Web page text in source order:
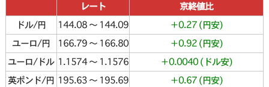
レート
京終値比
ドル/円
144.08 〜 144.09
＋0.27 (円安)
ユーロ/円
166.79 〜 166.80
＋0.92 (円安)
ユーロ/ドル 1.1574 〜 1.1576
＋0.0040 (ドル安)
英ポンド/円 195.63 〜 195.69
＋0.67 (円安)